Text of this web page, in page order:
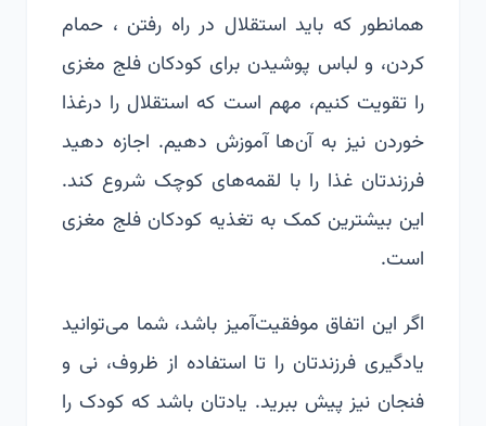
همانطور که باید استقلال در راه رفتن ، حمام
کردن، و لباس پوشیدن برای کودکان فلج مغزی
را تقویت کنیم، مهم است که استقلال را درغذا
خوردن نیز به آن‌ها آموزش دهیم. اجازه دهید
فرزندتان غذا را با لقمه‌های کوچک شروع کند.
این بیشترین کمک به تغذیه کودکان فلج مغزی
است.
اگر این اتفاق موفقیت‌آمیز باشد، شما می‌توانید
یادگیری فرزندتان را تا استفاده از ظروف، نی و
فنجان نیز پیش ببرید. یادتان باشد که کودک را